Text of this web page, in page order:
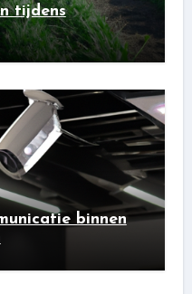
tijdens
binnen